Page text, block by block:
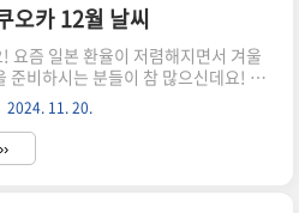
던의 주요 관광 명소 입장권을 하나로
가격으로 제공하는 종합 관광 패스라
면 됩니다. 런던패스에는 1일, 2일, 3
러 기간별 옵션이 있는데, 런던 아이,
웨스터민스터 사원 등 인기 명소를 포
요 관광지를 80개 이상 이용할 수 있습
오카 12월 날씨
요즘 일본 환율이 저렴해지면서 겨울
준비하시는 분들이 참 많으신데요! 12
카 여행을 준비하시는 분들이 있다면
월 날씨 정보를 상세하게 담을 예정이
요:) 후쿠오카 12월 날씨 제가 작년
오카 여행을 다녀왔는데, 당시 일정대
2024. 11. 20.